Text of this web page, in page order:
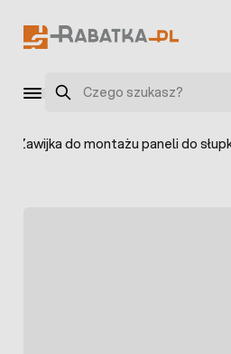
Szukaj
Zawijka do montażu paneli do